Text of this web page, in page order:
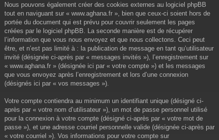
Nous pouvons également créer des cookies externes au logiciel phpBB
tout en naviguant sur « www.aghana.fr », bien que ceux-ci soient hors de
portée du document qui est prévu pour couvrir seulement les pages
créées par le logiciel phpBB. La seconde manière est de récupérer
l’information que vous nous envoyez et que nous collectons. Ceci peut
être, et n’est pas limité à : la publication de message en tant qu’utilisateur
invité (désignée ci-après par « messages invités »), l’enregistrement sur
« www.aghana.fr » (désignée ici par « votre compte ») et les messages
que vous envoyez après l’enregistrement et lors d’une connexion
(désignés ici par « vos messages »).
Votre compte contiendra au minimum un identifiant unique (désigné ci-
après par « votre nom d’utilisateur »), un mot de passe personnel utilisé
pour la connexion à votre compte (désigné ci-après par « votre mot de
passe »), et une adresse courriel personnelle valide (désignée ci-après par
« votre courriel »). Vos informations pour votre compte sur